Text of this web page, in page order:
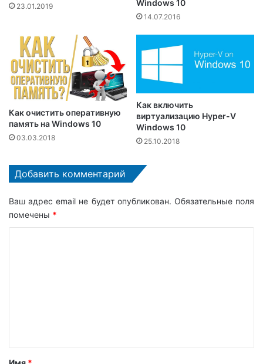
23.01.2019
Windows 10
14.07.2016
Как очистить оперативную
память на Windows 10
03.03.2018
Как включить
виртуализацию Hyper-V
Windows 10
25.10.2018
Добавить комментарий
Ваш адрес email не будет опубликован. Обязательные поля
помечены *
а